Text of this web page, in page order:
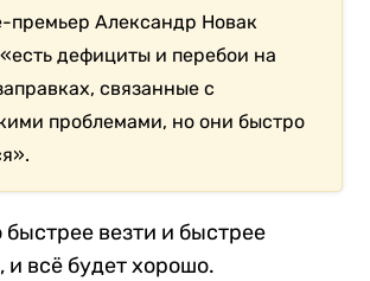
премьер Александр Новак
«есть дефициты и перебои на
связанные с
проблемами, но они быстро
везти и быстрее
и всё будет хорошо.